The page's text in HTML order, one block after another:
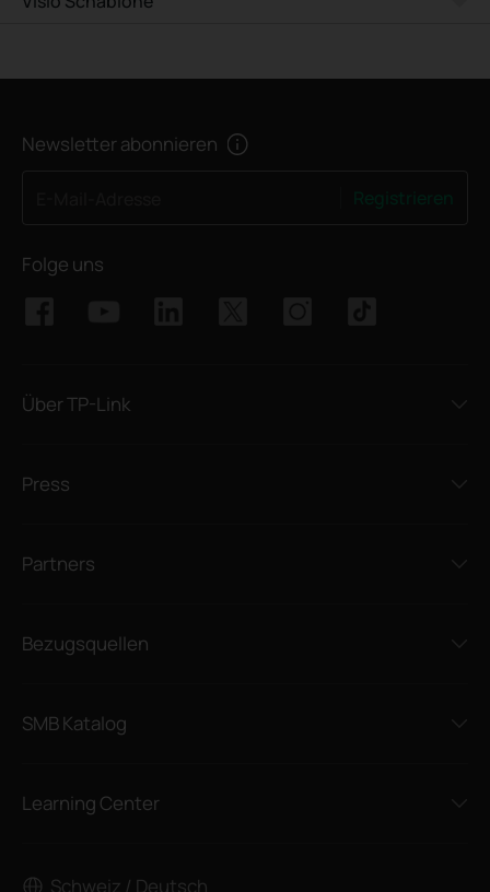
Newsletter abonnieren
Folge uns
Über TP-Link
Press
Partners
Bezugsquellen
SMB Katalog
Learning Center
Schweiz / Deutsch